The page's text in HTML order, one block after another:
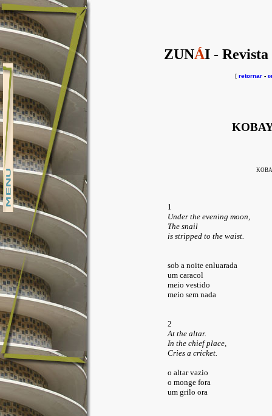
ZUNÁI - Revista
[ retornar -
1
Under the evening moon,
The snail
is stripped to the waist.
sob a noite enluarada
um caracol
meio vestido
meio sem nada
2
At the altar.
In the chief place,
Cries a cricket.
o altar vazio
o monge fora
um grilo ora